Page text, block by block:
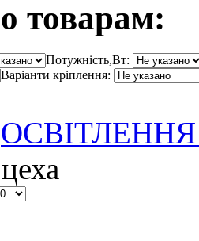
товарам:
Потужність,Вт:
Варіанти кріплення: